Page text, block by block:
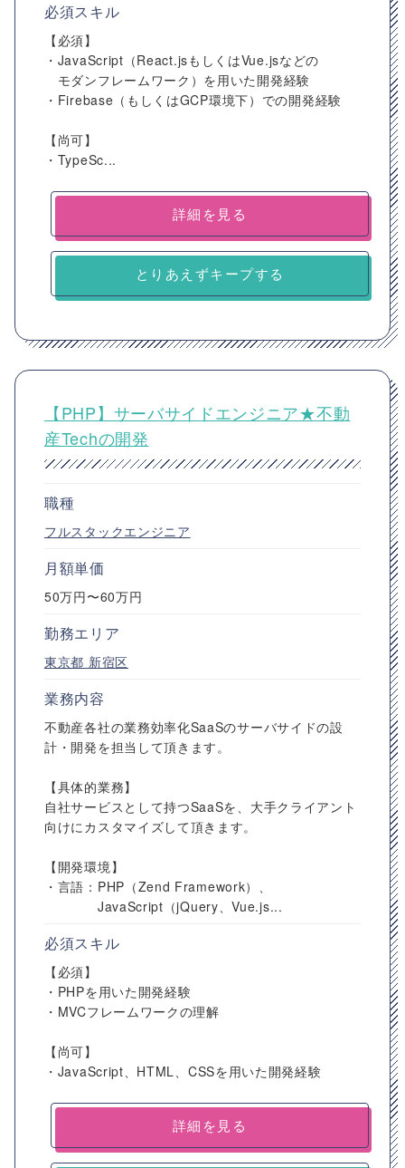
必須スキル
【必須】
・JavaScript（React.jsもしくはVue.jsなどの
モダンフレームワーク）を用いた開発経験
・Firebase（もしくはGCP環境下）での開発経験
【尚可】
・TypeSc...
詳細を見る
とりあえずキープする
【PHP】サーバサイドエンジニア★不動
産Techの開発
職種
フルスタックエンジニア
月額単価
50万円〜60万円
勤務エリア
東京都 新宿区
業務内容
不動産各社の業務効率化SaaSのサーバサイドの設
計・開発を担当して頂きます。
【具体的業務】
自社サービスとして持つSaaSを、大手クライアント
向けにカスタマイズして頂きます。
【開発環境】
・言語：PHP（Zend Framework）、
JavaScript（jQuery、Vue.js...
必須スキル
【必須】
・PHPを用いた開発経験
・MVCフレームワークの理解
【尚可】
・JavaScript、HTML、CSSを用いた開発経験
詳細を見る